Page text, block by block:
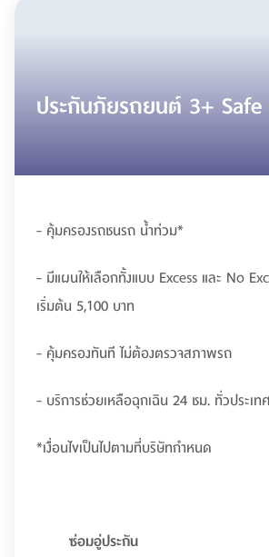
ประกันภัยรถยนต์ 3+ Safe
- คุ้มครองรถชนรถ น้ำท่วม*
- มีแผนให้เลือกทั้งแบบ Excess และ No
เริ่มต้น 5,100 บาท
- คุ้มครองทันที ไม่ต้องตรวจสภาพรถ
- บริการช่วยเหลือฉุกเฉิน 24 ชม. ทั่วประเท
*เงื่อนไขเป็นไปตามที่บริษัทกำหนด
ซ่อมอู่ประกัน